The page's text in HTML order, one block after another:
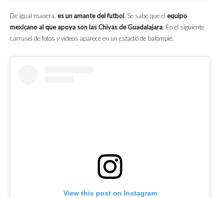
De igual manera, es un amante del futbol. Se sabe que el equipo
mexicano al que apoya son las Chivas de Guadalajara. En el siguiente
carrusel de fotos y videos aparece en un estadio de balompié.
View this post on Instagram